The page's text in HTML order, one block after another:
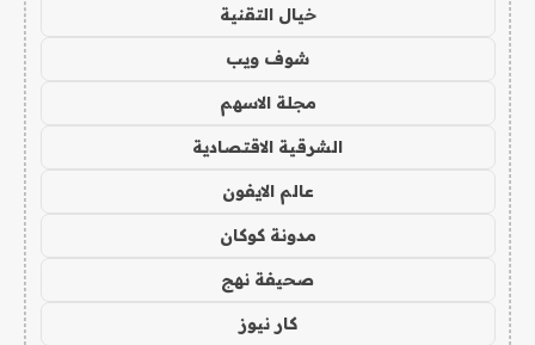
خيال التقنية
شوف ويب
مجلة الاسهم
الشرقية الاقتصادية
عالم الايفون
مدونة كوكان
صحيفة نهج
كار نيوز